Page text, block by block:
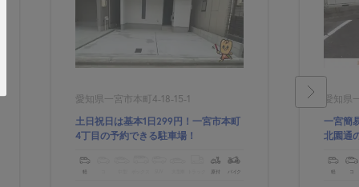
愛知県一宮市本町4-18-15-1
土日祝日は基本1日299円！一宮市本町
4丁目の予約できる駐車場！
軽 原付 バイク
愛知県
一宮簡
北園通
軽 コ